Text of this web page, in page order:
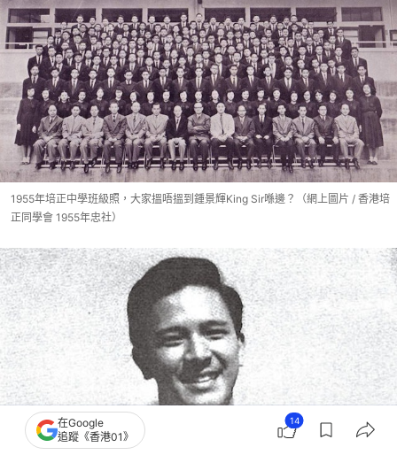
1955年培正中學班級照，大家搵唔搵到鍾景輝King Sir喺邊？（網上圖片 / 香港培
正同學會 1955年忠社）
在Google
追蹤《香港01》
14